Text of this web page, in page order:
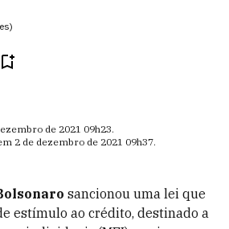
de 2021 09h23.
2 de dezembro de 2021 09h37.
sancionou uma lei que
estímulo ao crédito, destinado a